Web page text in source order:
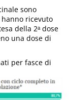
sono
hanno ricevuto
della 2ᵃ dose
una dose di
per fasce di